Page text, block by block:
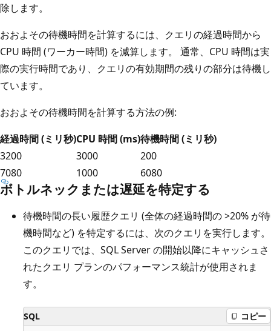
除します。
おおよその待機時間を計算するには、クエリの経過時間から
CPU 時間 (ワーカー時間) を減算します。 通常、CPU 時間は実
際の実行時間であり、クエリの有効期間の残りの部分は待機し
ています。
おおよその待機時間を計算する方法の例:
経過時間 (ミリ秒)CPU 時間 (ms)待機時間 (ミリ秒)
3200
3000
200
7080
1000 6080
ボトルネックまたは遅延を特定する
待機時間の長い履歴クエリ (全体の経過時間の >20% が待
機時間など) を特定するには、次のクエリを実行します。
このクエリでは、SQL Server の開始以降にキャッシュさ
れたクエリ プランのパフォーマンス統計が使用されま
す。
SQL コピー